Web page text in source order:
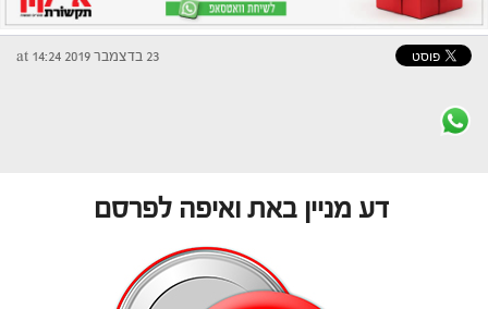
23 בדצמבר 2019 at 14:24
דע מניין באת ואיפה לפרסם